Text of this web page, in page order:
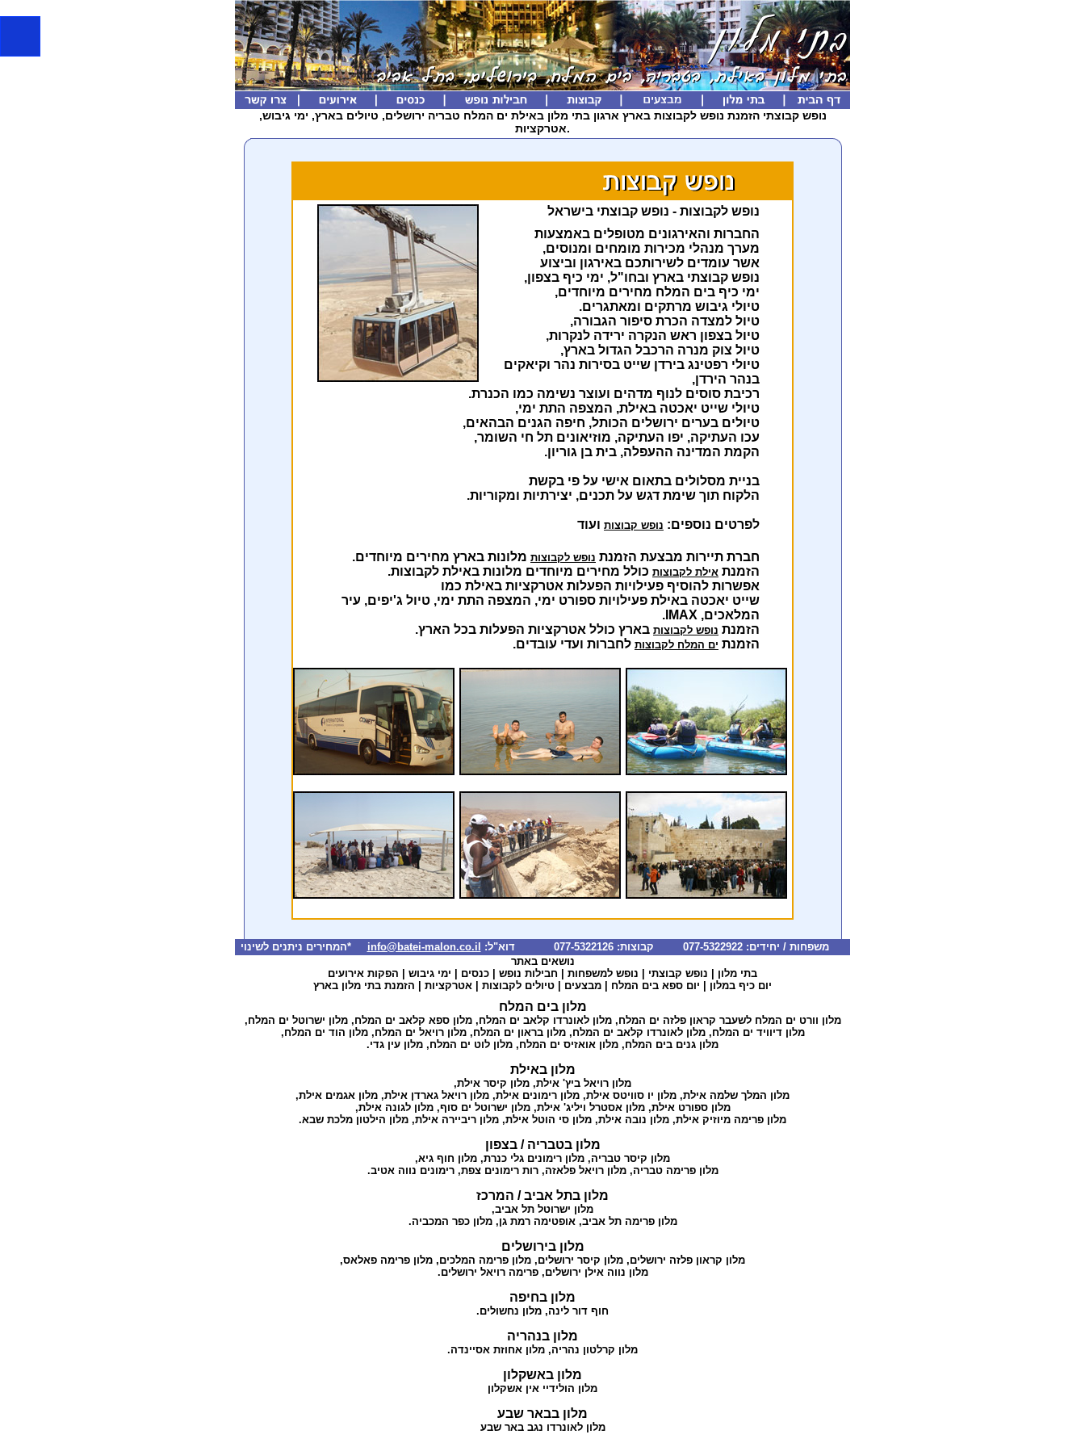
נופש קבוצתי הזמנת נופש לקבוצות בארץ ארגון בתי מלון באילת ים המלח טבריה ירושלים, טיולים בארץ, ימי גיבוש,
אטרקציות.
נופש לקבוצות - נופש קבוצתי בישראל
החברות והאירגונים מטופלים באמצעות
מערך מנהלי מכירות מומחים ומנוסים,
אשר עומדים לשירותכם באירגון וביצוע
נופש קבוצתי בארץ ובחו"ל, ימי כיף בצפון,
ימי כיף בים המלח מחירים מיוחדים,
טיולי גיבוש מרתקים ומאתגרים.
טיול למצדה הכרת סיפור הגבורה,
טיול בצפון ראש הנקרה ירידה לנקרות,
טיול צוק מנרה הרכבל הגדול בארץ,
טיולי רפטינג בירדן שייט בסירות נהר וקיאקים
בנהר הירדן,
רכיבת סוסים לנוף מדהים ועוצר נשימה כמו הכנרת.
טיולי שייט יאכטה באילת, המצפה התת ימי,
טיולים בערים ירושלים הכותל, חיפה הגנים הבהאים,
עכו העתיקה, יפו העתיקה, מוזיאונים תל חי השומר,
הקמת המדינה ההעפלה, בית בן גוריון.
בניית מסלולים בתאום אישי על פי בקשת
הלקוח תוך שימת דגש על תכנים, יצירתיות ומקוריות.
לפרטים נוספים: נופש קבוצות ועוד
חברת תיירות מבצעת הזמנת נופש לקבוצות מלונות בארץ מחירים מיוחדים.
הזמנת אילת לקבוצות כולל מחירים מיוחדים מלונות באילת לקבוצות.
אפשרות להוסיף פעילויות הפעלות אטרקציות באילת כמו
שייט יאכטה באילת פעילויות ספורט ימי, המצפה התת ימי, טיול ג'יפים, עיר
המלאכים, IMAX.
הזמנת נופש לקבוצות בארץ כולל אטרקציות הפעלות בכל הארץ.
הזמנת ים המלח לקבוצות לחברות ועדי עובדים.
משפחות / יחידים: 077-5322922 קבוצות: 077-5322126 דוא"ל: info@batei-malon.co.il *המחירים ניתנים לשינוי
נושאים באתר
בתי מלון
נופש קבוצתי נופש למשפחות חבילות נופש כנסים ימי גיבוש
הפקות אירועים
יום כיף במלון | יום ספא בים המלח מבצעים טיולים לקבוצות אטרקציות הזמנת בתי מלון בארץ
מלון בים המלח
מלון וורט ים המלח לשעבר קראון פלזה ים המלח,מלון לאונרדו קלאב ים המלח,מלון ספא קלאב ים המלח,מלון ישרוטל ים המלח,
מלון דיוויד ים המלח,מלון לאונרדו קלאב ים המלח,מלון בראון ים המלח,מלון רויאל ים המלח,מלון הוד ים המלח,
מלון גנים בים המלח, מלון אואזיס ים המלח, מלון לוט ים המלח, מלון עין גדי.
מלון באילת
מלון רויאל ביץ' אילת, מלון קיסר אילת,
מלון המלך שלמה אילת, מלון יו סוויטס אילת, מלון רימונים אילת, מלון רויאל גארדן אילת, מלון אגמים אילת,
מלון ספורט אילת,מלון אסטרל ויליג' אילת,מלון ישרוטל ים סוף,מלון לגונה אילת,
מלון פרימה מיוזיק אילת, מלון נובה אילת, מלון סי הוטל אילת, מלון ריביירה אילת, מלון הילטון מלכת שבא.
מלון בטבריה / בצפון
מלון קיסר טבריה, מלון רימונים גלי כנרת, מלון חוף גיא,
מלון פרימה טבריה, מלון רויאל פלאזה,רות רימונים צפת,רימונים נווה אטיב.
מלון בתל אביב / המרכז
מלון ישרוטל תל אביב,
מלון פרימה תל אביב,אופטימה רמת גן,מלון כפר המכביה.
מלון בירושלים
מלון קראון פלזה ירושלים, מלון קיסר ירושלים, מלון פרימה המלכים, מלון פרימה פאלאס,
מלון נווה אילן ירושלים,פרימה רויאל ירושלים.
מלון בחיפה
חוף דור לינה, מלון נחשולים.
מלון בנהריה
מלון קרלטון נהריה, מלון אחוזת אסיינדה.
מלון באשקלון
מלון הולידיי אין אשקלון
מלון בבאר שבע
מלון לאונרדו נגב באר שבע